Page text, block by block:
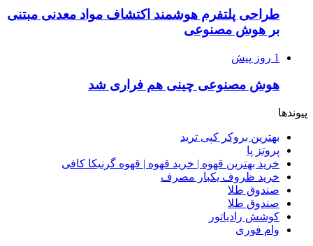
طراحی پلتفرم هوشمند اکتشاف مواد معدنی مبتنی
بر هوش مصنوعی
1 روز پیش
هوش مصنوعی چینی هم فراری شد
پیوندها
بهترین بروکر کپی ترید
پروتز پا
خرید بهترین قهوه | خرید قهوه | قهوه گرنیکا کافی
خرید ظروف یکبار مصرف
صندوق طلا
صندوق طلا
کوشش رادیاتور
وام فوری